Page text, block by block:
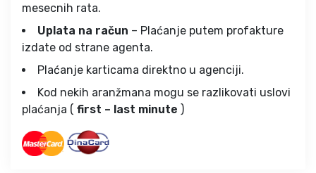
mesecnih rata.
Uplata na račun – Plaćanje putem profakture
izdate od strane agenta.
Plaćanje karticama direktno u agenciji.
Kod nekih aranžmana mogu se razlikovati uslovi
plaćanja ( first – last minute )